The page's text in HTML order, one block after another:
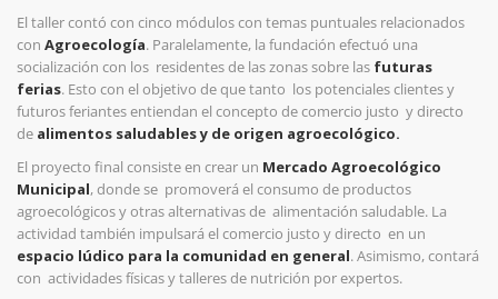
El taller contó con cinco módulos con temas puntuales relacionados
con Agroecología. Paralelamente, la fundación efectuó una
socialización con los residentes de las zonas sobre las futuras
ferias. Esto con el objetivo de que tanto los potenciales clientes y
futuros feriantes entiendan el concepto de comercio justo y directo
de alimentos saludables y de origen agroecológico.
El proyecto final consiste en crear un Mercado Agroecológico
Municipal, donde se promoverá el consumo de productos
agroecológicos y otras alternativas de alimentación saludable. La
actividad también impulsará el comercio justo y directo en un
espacio lúdico para la comunidad en general. Asimismo, contará
con actividades físicas y talleres de nutrición por expertos.